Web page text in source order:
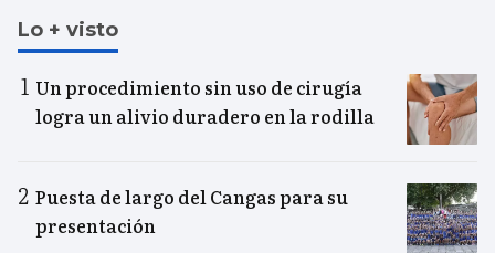
Lo + visto
Un procedimiento sin uso de cirugía
logra un alivio duradero en la rodilla
Puesta de largo del Cangas para su
presentación